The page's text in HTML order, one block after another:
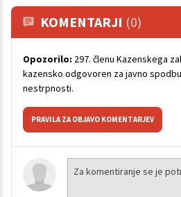
KOMENTARJI (0)
Opozorilo: 297. členu Kazenskega
kazensko odgovoren za javno
nestrpnosti.
PRAVILA ZA OBJAVO KOMENTARJEV